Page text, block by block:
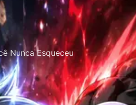
Nunca Esqueceu